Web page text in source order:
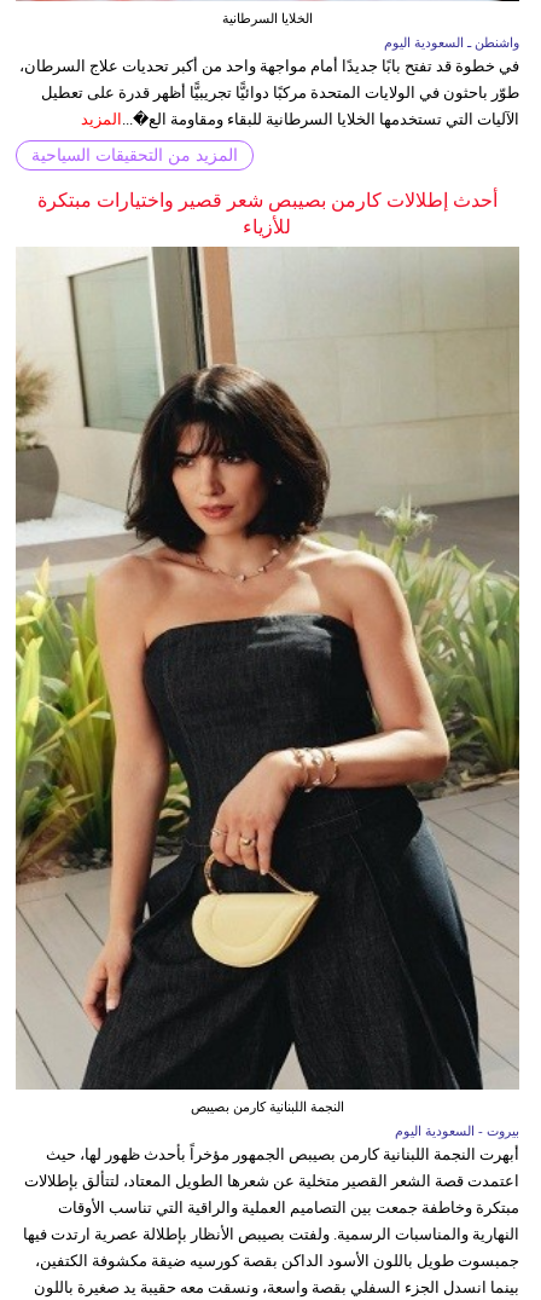
الخلايا السرطانية
واشنطن ـ السعودية اليوم
في خطوة قد تفتح بابًا جديدًا أمام مواجهة واحد من أكبر تحديات علاج السرطان،
طوّر باحثون في الولايات المتحدة مركبًا دوائيًّا تجريبيًّا أظهر قدرة على تعطيل
الآليات التي تستخدمها الخلايا السرطانية للبقاء ومقاومة الع�... المزيد
المزيد من التحقيقات السياحية
أحدث إطلالات كارمن بصيبص شعر قصير واختيارات مبتكرة
للأزياء
النجمة اللبنانية كارمن بصيبص
بيروت - السعودية اليوم
أبهرت النجمة اللبنانية كارمن بصيبص الجمهور مؤخراً بأحدث ظهور لها، حيث
اعتمدت قصة الشعر القصير متخلية عن شعرها الطويل المعتاد، لتتألق بإطلالات
مبتكرة وخاطفة جمعت بين التصاميم العملية والراقية التي تناسب الأوقات
النهارية والمناسبات الرسمية. ولفتت بصيبص الأنظار بإطلالة عصرية ارتدت فيها
جمبسوت طويل باللون الأسود الداكن بقصة كورسيه ضيقة مكشوفة الكتفين،
بينما انسدل الجزء السفلي بقصة واسعة، ونسقت معه حقيبة يد صغيرة باللون